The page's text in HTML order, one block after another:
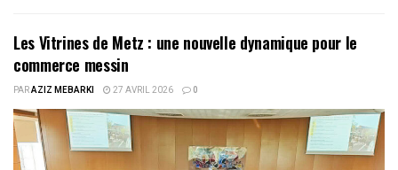
Les Vitrines de Metz : une nouvelle dynamique pour le
commerce messin
PARAZIZ MEBARKI 27 AVRIL 2026 0